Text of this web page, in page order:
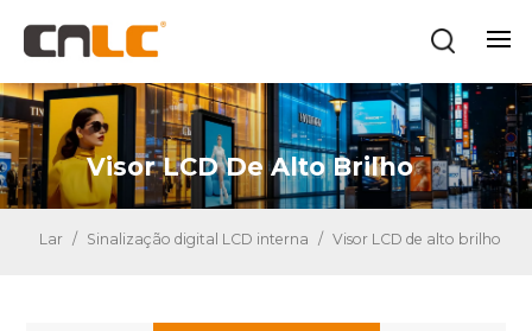
Visor LCD De Alto Brilho
Lar / Sinalização digital LCD interna / Visor LCD de alto brilho